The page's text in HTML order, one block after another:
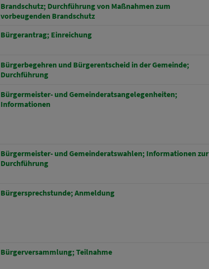
Brandschutz; Durchführung von Maßnahmen zum
vorbeugenden Brandschutz
Bürgerantrag; Einreichung
Bürgerbegehren und Bürgerentscheid in der Gemeinde;
Durchführung
Bürgermeister- und Gemeinderatsangelegenheiten;
Informationen
Bürgermeister- und Gemeinderatswahlen; Informationen zur
Durchführung
Bürgersprechstunde; Anmeldung
Bürgerversammlung; Teilnahme